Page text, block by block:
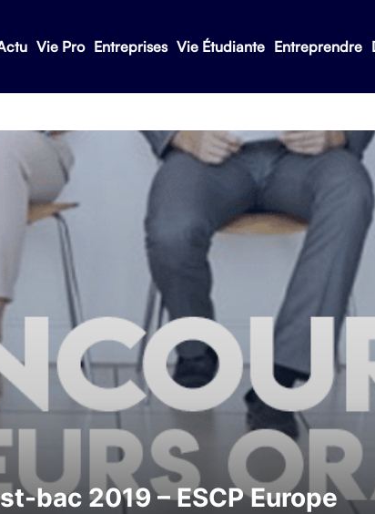
Vie Pro Entreprises Vie Étudiante Entreprendre
bac 2019 – ESCP Europe